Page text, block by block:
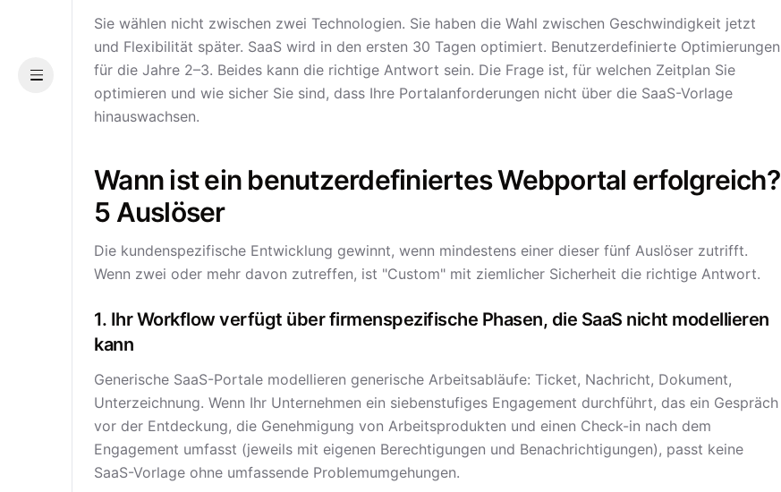
Menu
Sie wählen nicht zwischen zwei Technologien. Sie haben die Wahl zwischen Geschwindigkeit jetzt
und Flexibilität später. SaaS wird in den ersten 30 Tagen optimiert. Benutzerdefinierte Optimierungen
für die Jahre 2–3. Beides kann die richtige Antwort sein. Die Frage ist, für welchen Zeitplan Sie
optimieren und wie sicher Sie sind, dass Ihre Portalanforderungen nicht über die SaaS-Vorlage
hinauswachsen.
Wann ist ein benutzerdefiniertes Webportal erfolgreich?
5 Auslöser
Die kundenspezifische Entwicklung gewinnt, wenn mindestens einer dieser fünf Auslöser zutrifft.
Wenn zwei oder mehr davon zutreffen, ist "Custom" mit ziemlicher Sicherheit die richtige Antwort.
1. Ihr Workflow verfügt über firmenspezifische Phasen, die SaaS nicht modellieren
kann
Generische SaaS-Portale modellieren generische Arbeitsabläufe: Ticket, Nachricht, Dokument,
Unterzeichnung. Wenn Ihr Unternehmen ein siebenstufiges Engagement durchführt, das ein Gespräch
vor der Entdeckung, die Genehmigung von Arbeitsprodukten und einen Check-in nach dem
Engagement umfasst (jeweils mit eigenen Berechtigungen und Benachrichtigungen), passt keine
SaaS-Vorlage ohne umfassende Problemumgehungen.